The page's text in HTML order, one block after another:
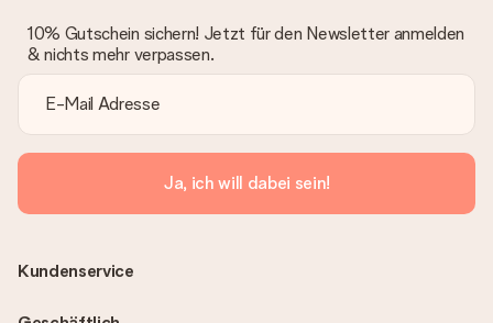
10% Gutschein sichern! Jetzt für den Newsletter anmelden
& nichts mehr verpassen.
Ja, ich will dabei sein!
Kundenservice